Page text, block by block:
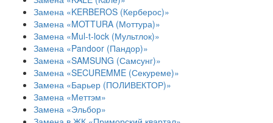
Замена «KERBEROS (Керберос)»
Замена «MOTTURA (Моттура)»
Замена «Mul-t-lock (Мультлок)»
Замена «Pandoor (Пандор)»
Замена «SAMSUNG (Самсунг)»
Замена «SECUREMME (Секуреме)»
Замена «Барьер (ПОЛИВЕКТОР)»
Замена «Меттэм»
Замена «Эльбор»